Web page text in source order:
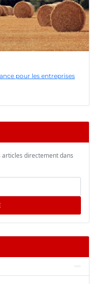
pour les entreprises
directement dans